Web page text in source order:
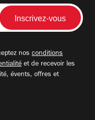
nos conditions
et de recevoir les
évents, offres et